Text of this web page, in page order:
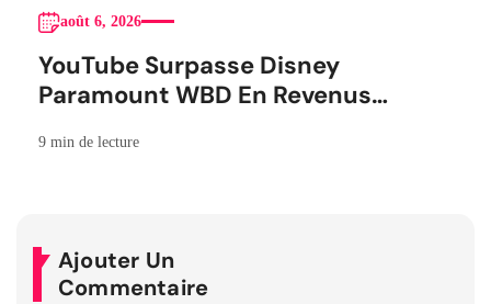
août 6, 2026
YouTube Surpasse Disney
Paramount WBD En Revenus
9 min de lecture
Ajouter Un
Commentaire